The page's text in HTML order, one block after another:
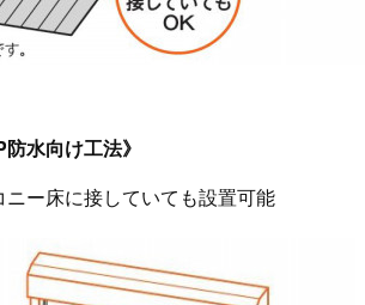
水向け工法》
ー床に接していても設置可能